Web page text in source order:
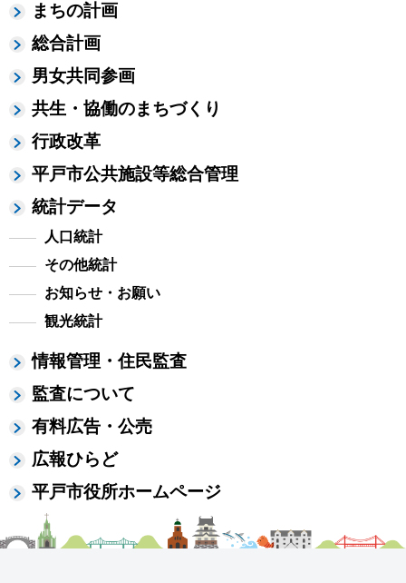
まちの計画
総合計画
男女共同参画
共生・協働のまちづくり
行政改革
平戸市公共施設等総合管理
統計データ
人口統計
その他統計
お知らせ・お願い
観光統計
情報管理・住民監査
監査について
有料広告・公売
広報ひらど
平戸市役所ホームページ